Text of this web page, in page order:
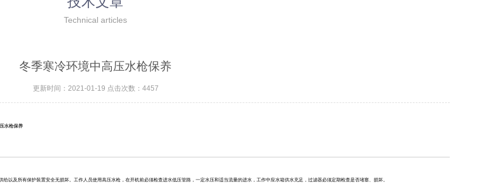
Technical articles
冬季寒冷环境中高压水枪保养
更新时间：2021-01-19 点击次数：4457
水枪保养
给以及 所有保护装置安全无损坏。工作人员使用高压水枪，在开机前必须检查进水低压管路，一定水压和适当流量的进水，工作中应水箱供水充足，过滤器必须定期检查是否堵塞、损坏。